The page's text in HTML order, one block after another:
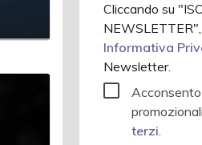
Cliccando su
Informativa
Newsletter.
terzi.